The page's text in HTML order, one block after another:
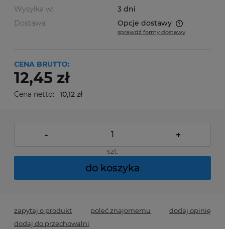
Wysyłka w:
3 dni
Dostawa:
Opcje dostawy
Cena nie zawiera ewentualnych kosztów płatności
sprawdź formy dostawy
CENA BRUTTO:
12,45 zł
Cena netto: 10,12 zł
- +
szt.
do koszyka
zapytaj o produkt poleć znajomemu
dodaj opinię
dodaj do przechowalni